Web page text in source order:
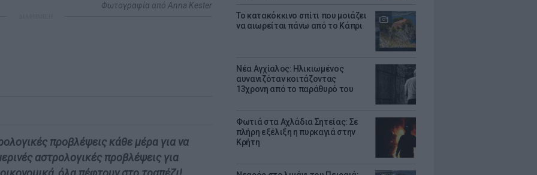
Το κατακόκκινο σπίτι που μοιάζει
να αιωρείται πάνω από το Κάπρι
Νέα Αγχίαλος: Ηλικιωμένος
αυνανιζόταν κοιτάζοντας
13χρονη από το παράθυρό του
Φωτιά στα Αχλάδια Σητείας: Σε
πλήρη εξέλιξη η πυρκαγιά στην
Κρήτη
Φωτογραφία από Anna Kester
προβλέψεις κάθε μέρα για να
αστρολογικές προβλέψεις για